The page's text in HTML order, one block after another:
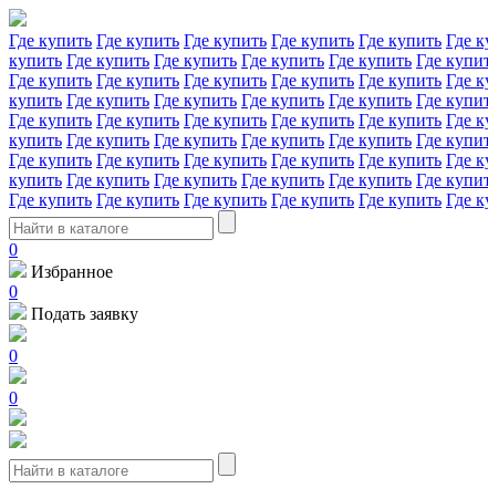
Где купить Где купить Где купить Где купить Где купить Где
купить Где купить Где купить Где купить Где купить Где
Где купить Где купить Где купить Где купить Где купить Где
купить Где купить Где купить Где купить Где купить Где
Где купить Где купить Где купить Где купить Где купить Где
купить Где купить Где купить Где купить Где купить Где
Где купить Где купить Где купить Где купить Где купить Где
купить Где купить Где купить Где купить Где купить Где
Где купить Где купить Где купить Где купить Где купить Где
0
Избранное
0
Подать заявку
0
0